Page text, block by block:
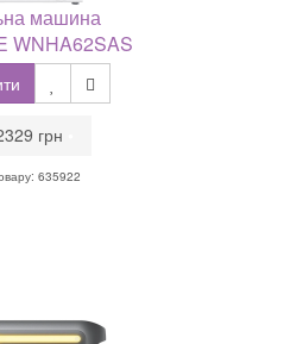
машина
WNHA62SAS
грн
635922